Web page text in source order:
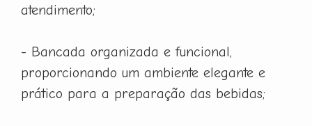
atendimento;
- Bancada organizada e funcional,
proporcionando um ambiente elegante e
prático para a preparação das bebidas;